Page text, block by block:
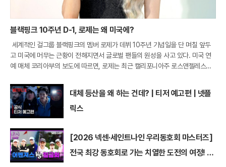
블랙핑크 10주년 D-1, 로제는 왜 미국에?
세계적인 걸그룹 블랙핑크의 멤버 로제가 데뷔 10주년 기념일을 단 며칠 앞두
고 미국에 머무는 근황이 전해지면서 글로벌 팬들의 원성을 사고 있다. 미국 연
예 매체 코리아부의 보도에 따르면, 로제는 최근 캘리포니아주 로스앤젤레스의
포착
대체 등산을 왜 하는 건데? | 티저 예고편 | 넷플
릭스
[2026 넥센·세인트나인 우리동호회 마스터즈]
전국 최강 동호회로 가는 치열한 도전의 여정! 파